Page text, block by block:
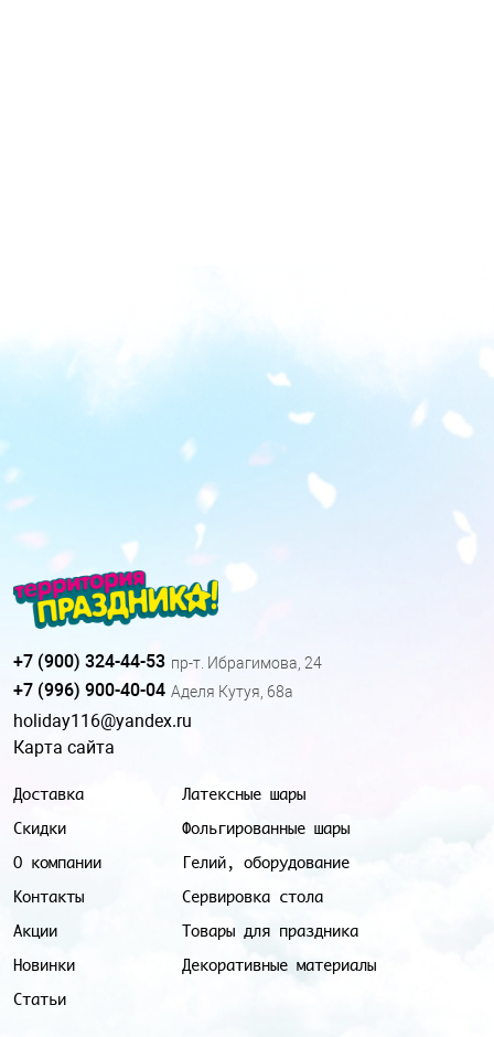
Доставка
Скидки
О компании
Контакты
Акции
Новинки
Статьи
Латексные шары
Фольгированные шары
Гелий, оборудование
Сервировка стола
Товары для праздника
Декоративные материалы
+7 (900) 324-44-53 пр-т. Ибрагимова, 24
+7 (996) 900-40-04 Аделя Кутуя, 68а
holiday116@yandex.ru
Карта сайта